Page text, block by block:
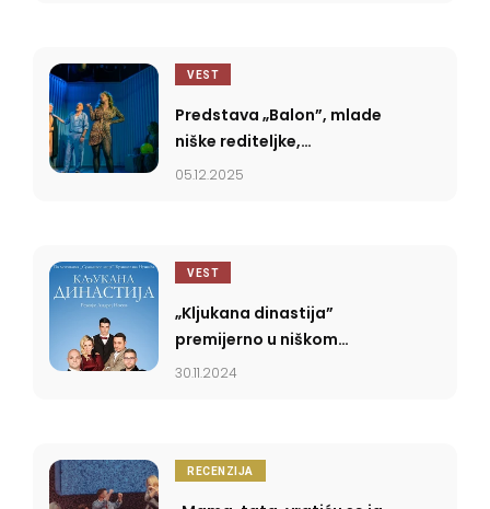
VEST
Predstava „Balon”, mlade
niške rediteljke,
premijerno u Narodnom
05.12.2025
VEST
„Kljukana dinastija”
premijerno u niškom
Narodnom pozorištu
30.11.2024
RECENZIJA